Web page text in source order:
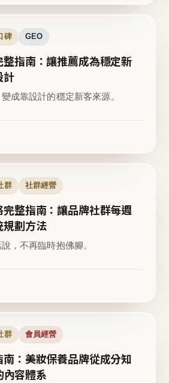
碑 GEO
指南：讓推薦成為穩定新
計
成靠設計的穩定新客來源。
群 社群經營
整指南：讓品牌社群每週
規劃方法
，不再臨時抱佛腳。
群 會員經營
：美妝保養品牌從成分知
內容體系